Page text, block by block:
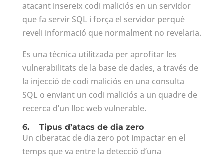
atacant insereix codi maliciós en un servidor
que fa servir SQL i força el servidor perquè
reveli informació que normalment no revelaria.
Es una tècnica utilitzada per aprofitar les
vulnerabilitats de la base de dades, a través de
la injecció de codi maliciós en una consulta
SQL o enviant un codi maliciós a un quadre de
recerca d’un lloc web vulnerable.
6. Tipus d’atacs de dia zero
Un ciberatac de dia zero pot impactar en el
temps que va entre la detecció d’una